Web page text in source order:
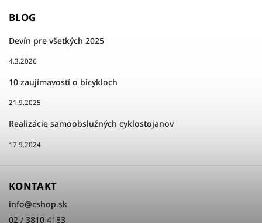
BLOG
Devín pre všetkých 2025
4.3.2026
10 zaujímavostí o bicykloch
21.9.2025
Realizácie samoobslužných cyklostojanov
17.9.2024
KONTAKT
info@cshop.sk
02 / 3810 4183